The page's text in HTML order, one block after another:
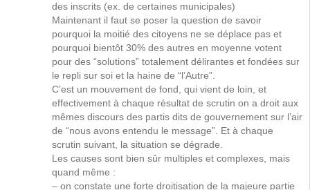
des inscrits (ex. de certaines municipales)
Maintenant il faut se poser la question de savoir
pourquoi la moitié des citoyens ne se déplace pas et
pourquoi bientôt 30% des autres en moyenne votent
pour des “solutions” totalement délirantes et fondées sur
le repli sur soi et la haine de “l’Autre”.
C’est un mouvement de fond, qui vient de loin, et
effectivement à chaque résultat de scrutin on a droit aux
mêmes discours des partis dits de gouvernement sur l’air
de “nous avons entendu le message”. Et à chaque
scrutin suivant, la situation se dégrade.
Les causes sont bien sûr multiples et complexes, mais
quand même :
– on constate une forte droitisation de la majeure partie